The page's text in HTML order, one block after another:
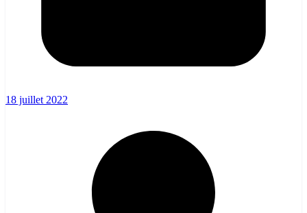
18 juillet 2022